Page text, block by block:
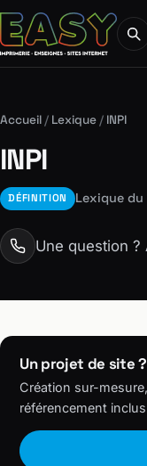
Accueil / Lexique / INPI
INPI
DÉFINITION Lexique du
Une question
Un projet de site ?
Création sur-
référencement